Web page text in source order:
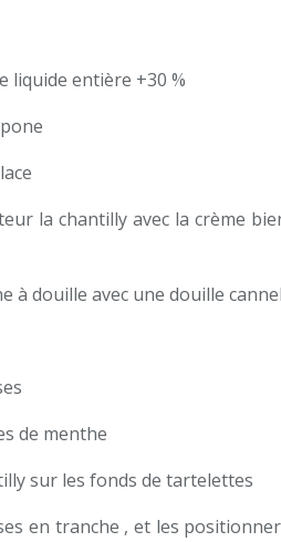
liquide entière +30 %
la chantilly avec la crème
à douille avec une douille
de menthe
sur les fonds de tartelettes
en tranche , et les